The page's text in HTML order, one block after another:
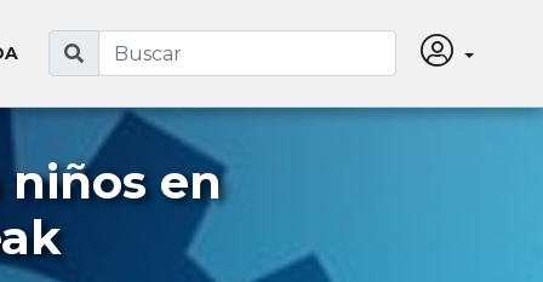
niños en